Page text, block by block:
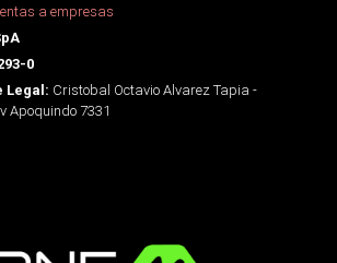
a empresas
0
Legal: Cristobal Octavio Alvarez Tapia -
Apoquindo 7331